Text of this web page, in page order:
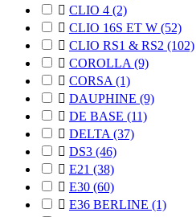
 CLIO 4 (2)
 CLIO 16S ET W (52)
 CLIO RS1 & RS2 (102)
 COROLLA (9)
 CORSA (1)
 DAUPHINE (9)
 DE BASE (11)
 DELTA (37)
 DS3 (46)
 E21 (38)
 E30 (60)
 E36 BERLINE (1)